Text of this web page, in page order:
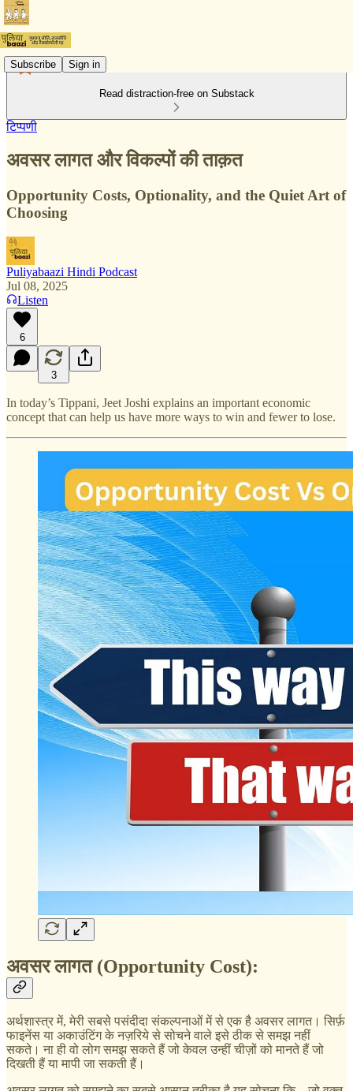
Subscribe Sign in
Read distraction-free on Substack
टिप्पणी
अवसर लागत और विकल्पों की ताक़त
Opportunity Costs, Optionality, and the Quiet Art of
Choosing
Puliyabaazi Hindi Podcast
Jul 08, 2025
Listen
6
3
In today’s Tippani, Jeet Joshi explains an important economic
concept that can help us have more ways to win and fewer to lose.
अवसर लागत (Opportunity Cost):
अर्थशास्त्र में, मेरी सबसे पसंदीदा संकल्पनाओं में से एक है अवसर लागत। सिर्फ़
फाइनेंस या अकाउंटिंग के नज़रिये से सोचने वाले इसे ठीक से समझ नहीं
सकते। ना ही वो लोग समझ सकते हैं जो केवल उन्हीं चीज़ों को मानते हैं जो
दिखती हैं या मापी जा सकती हैं।